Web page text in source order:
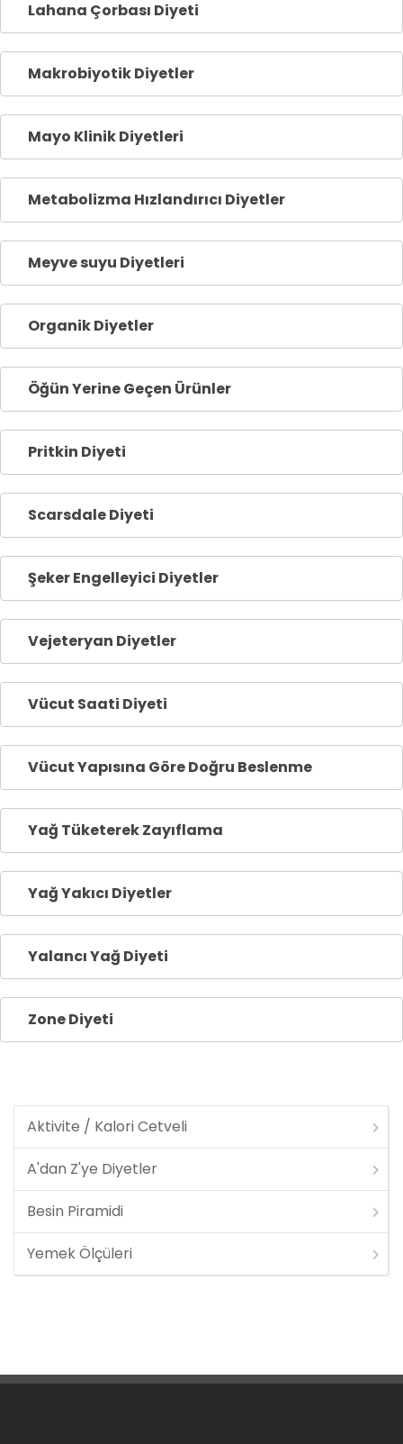
Lahana Çorbası Diyeti
Makrobiyotik Diyetler
Mayo Klinik Diyetleri
Metabolizma Hızlandırıcı Diyetler
Meyve suyu Diyetleri
Organik Diyetler
Öğün Yerine Geçen Ürünler
Pritkin Diyeti
Scarsdale Diyeti
Şeker Engelleyici Diyetler
Vejeteryan Diyetler
Vücut Saati Diyeti
Vücut Yapısına Göre Doğru Beslenme
Yağ Tüketerek Zayıflama
Yağ Yakıcı Diyetler
Yalancı Yağ Diyeti
Zone Diyeti
Aktivite / Kalori Cetveli
A'dan Z'ye Diyetler
Besin Piramidi
Yemek Ölçüleri